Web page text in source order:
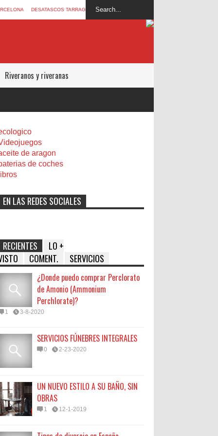
DESATASCOS TARRAGONA
Riveranos y riveranas
de aragon
de coches
libros
EN LAS REDES SOCIALES
RECIENTES
LO +
COMENT. SERVICIOS
¿Donde puedo comprar Perclorato
de Amonio (Ammonium
Perchlorate)?
1 3-8-2020
SERVICIOS FÚNEBRES INTEGRALES
0 2-23-2020
UN NUEVO ESTILO A SU BAÑO, SIN
OBRAS
1 12-1-2019